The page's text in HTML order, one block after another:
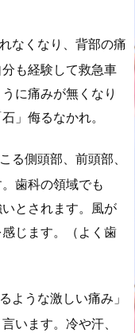
なくなり、背部の痛
も経験して救急車
に痛みが無くなり
」侮るなかれ。
る側頭部、前頭部、
歯科の領域でも
とされます。風が
じます。（よく歯
ような激しい痛み」
います。冷や汗、